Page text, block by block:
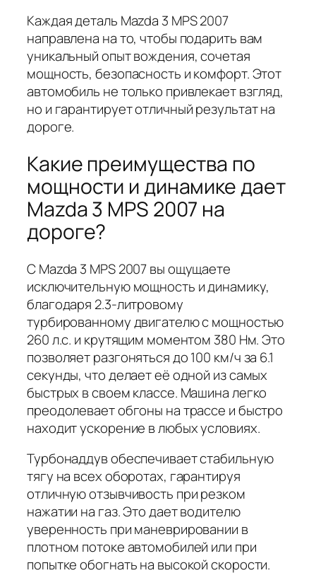
Каждая деталь Mazda 3 MPS 2007
направлена на то, чтобы подарить вам
уникальный опыт вождения, сочетая
мощность, безопасность и комфорт. Этот
автомобиль не только привлекает взгляд,
но и гарантирует отличный результат на
дороге.
Какие преимущества по
мощности и динамике дает
Mazda 3 MPS 2007 на
дороге?
С Mazda 3 MPS 2007 вы ощущаете
исключительную мощность и динамику,
благодаря 2.3-литровому
турбированному двигателю с мощностью
260 л.с. и крутящим моментом 380 Нм. Это
позволяет разгоняться до 100 км/ч за 6.1
секунды, что делает её одной из самых
быстрых в своем классе. Машина легко
преодолевает обгоны на трассе и быстро
находит ускорение в любых условиях.
Турбонаддув обеспечивает стабильную
тягу на всех оборотах, гарантируя
отличную отзывчивость при резком
нажатии на газ. Это дает водителю
уверенность при маневрировании в
плотном потоке автомобилей или при
попытке обогнать на высокой скорости.